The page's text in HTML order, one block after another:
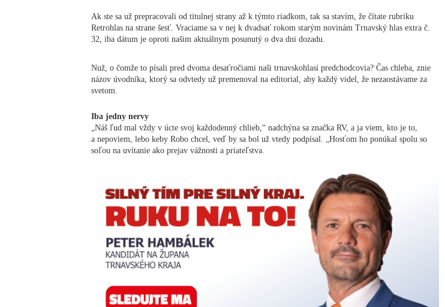
Ak ste sa už prepracovali od titulnej strany až k týmto riadkom, tak sa stavím, že čítate rubriku
Retrohlas na strane šesť. Vraciame sa v nej k dvadsať rokom starým novinám Trnavský hlas extra č.
32, iba dátum je oproti našim aktuálnym posunutý o dva dni dozadu.
Nuž, o čomže to písali pred dvoma desaťročiami naši trnavskohlasí predchodcovia? Čas chleba, znie
názov úvodníka, ktorý sa odvtedy už premenoval na editorial, aby každý videl, že nezaostávame za
svetom.
Iba jedny nervy
„Náš ľud mal vždy v úcte svoj každodenný chlieb,“ nadchýna sa značka RV, a ja viem, kto je to,
a nepoviem, lebo keby Robo chcel, veď by sa bol už vtedy podpísal. „Hosťom ho ponúkal spolu so
soľou na uvítanie ako prejav vážnosti a priateľstva.